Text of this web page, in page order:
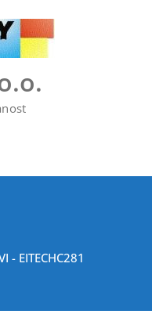
- EITECHC281